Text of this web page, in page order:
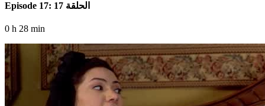
Episode 17: الحلقة 17
0 h 28 min